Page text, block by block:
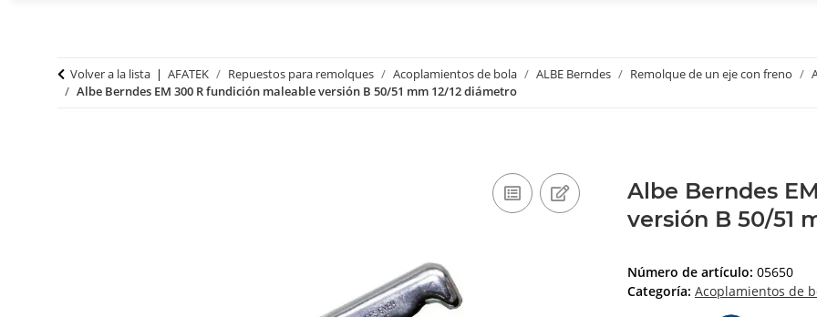
Volver a la lista AFATEK Repuestos para remolques Acoplamientos de bola ALBE Berndes Remolque de un eje con freno
Albe Berndes EM 300 R fundición maleable versión B 50/51 mm 12/12 diámetro
Albe Berndes
versión B 50/51
Número de artículo: 05650
Categoría: Acoplamientos de